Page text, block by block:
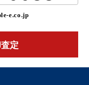
e.co.jp
定